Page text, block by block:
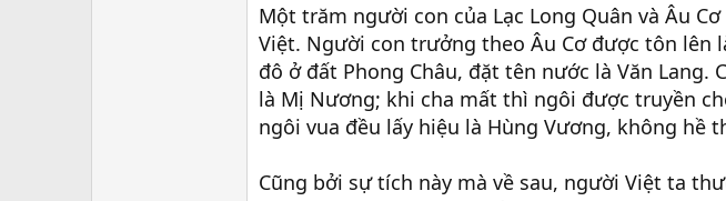
Một trăm người con của Lạc Long Quân và Âu
Việt. Người con trưởng theo Âu Cơ được tôn lên
đô ở đất Phong Châu, đặt tên nước là Văn Lang.
là Mị Nương; khi cha mất thì ngôi được truyền
ngôi vua đều lấy hiệu là Hùng Vương, không hề
Cũng bởi sự tích này mà về sau, người Việt ta